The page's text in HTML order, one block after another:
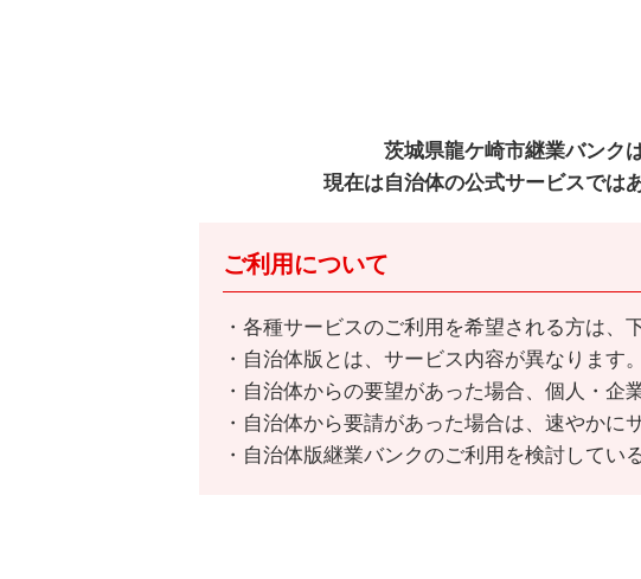
茨城県龍ケ崎市継業バンク
現在は自治体の公式サービスでは
ご利用について
各種サービスのご利用を希望される方は、
自治体版とは、サービス内容が異なります。
自治体からの要望があった場合、個人・企
自治体から要請があった場合は、速やかに
自治体版継業バンクのご利用を検討してい